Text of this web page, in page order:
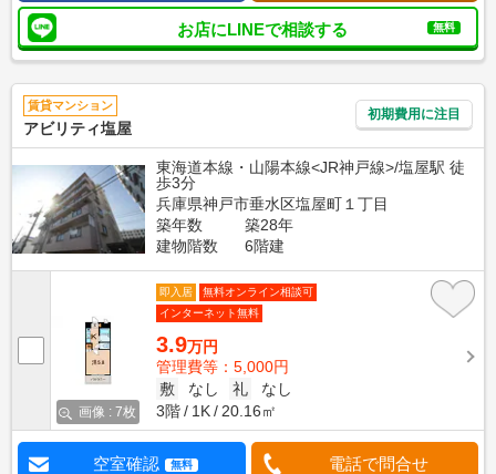
お店にLINEで相談する 無料
賃貸マンション
アビリティ塩屋
初期費用に注目
東海道本線・山陽本線<JR神戸線>/塩屋駅 徒
歩3分
兵庫県神戸市垂水区塩屋町１丁目
築年数
築28年
建物階数
6階建
画像 : 7枚
即入居
無料オンライン相談可
インターネット無料
3.9万円
管理費等：5,000円
敷
なし 礼
なし
3階
1K 20.16㎡
空室確認 無料 電話で問合せ